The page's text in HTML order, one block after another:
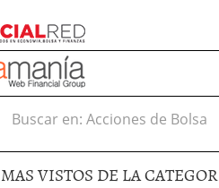
Buscar en:
MAS VISTOS DE LA